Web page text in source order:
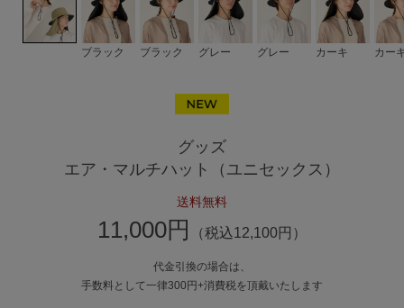
よみもの
ブラック ブラック グレー グレー カーキ カー
グッズ
エア・マルチハット（ユニセックス）
送料無料
11,000円 （税込12,100円）
代金引換の場合は、
手数料として一律300円+消費税を頂戴いたします